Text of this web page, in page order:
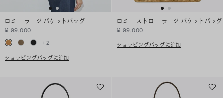
ロミー ラージ バケットバッグ
¥ 99,000
+2
ショッピングバッグに追加
ロミー ストロー ラージ バケットバッグ
¥ 99,000
ショッピングバッグに追加